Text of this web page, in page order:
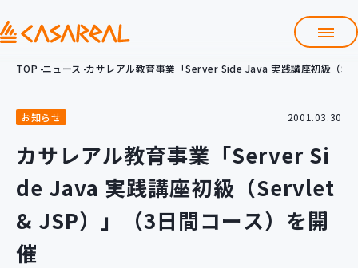
会社情報
サービス
プロダクト開発支援
クラウド導入支援 Git導入支援
システム構築支援
TOP ニュース カサレアル教育事業「Server Side Java 実践講座初級（
お知らせ 2001.03.30
カサレアル教育事業「Server Si
de Java 実践講座初級（Servlet
& JSP）」（3日間コース）を開
催